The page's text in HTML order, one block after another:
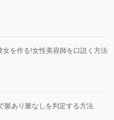
女を作る!女性美容師を口説く方法
脈あり脈なしを判定する方法